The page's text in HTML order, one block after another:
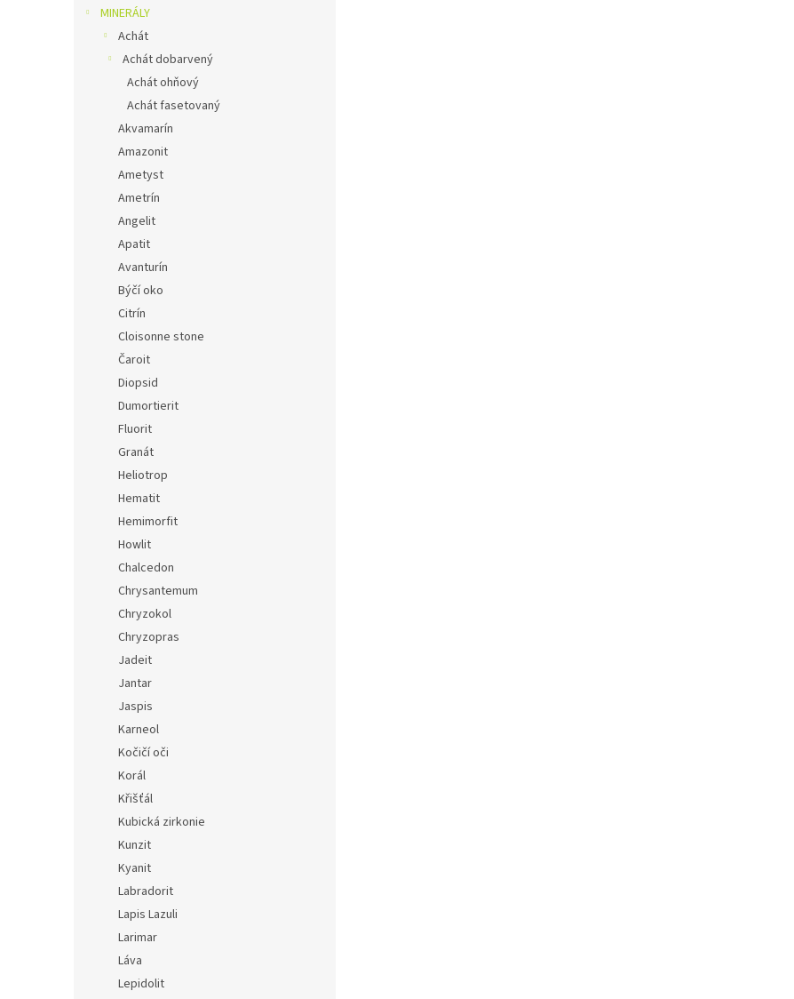
MINERÁLY
Achát
Achát dobarvený
Achát ohňový
Achát fasetovaný
Akvamarín
Amazonit
Ametyst
Ametrín
Angelit
Apatit
Avanturín
Býčí oko
Citrín
Cloisonne stone
Čaroit
Diopsid
Dumortierit
Fluorit
Granát
Heliotrop
Hematit
Hemimorfit
Howlit
Chalcedon
Chrysantemum
Chryzokol
Chryzopras
Jadeit
Jantar
Jaspis
Karneol
Kočičí oči
Korál
Křišťál
Kubická zirkonie
Kunzit
Kyanit
Labradorit
Lapis Lazuli
Larimar
Láva
Lepidolit